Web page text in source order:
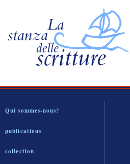
Qui sommes-nous?
publications
collection